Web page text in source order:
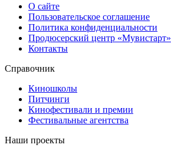
О сайте
Пользовательское соглашение
Политика конфиденциальности
Продюсерский центр «Мувистарт»
Контакты
Справочник
Киношколы
Питчинги
Кинофестивали и премии
Фестивальные агентства
Наши проекты